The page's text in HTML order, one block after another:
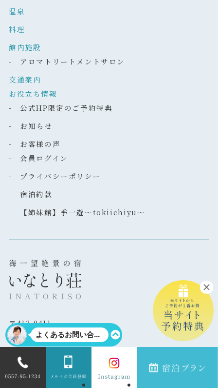
温泉
料理
館内施設
- アロマトリートメントサロン
交通案内
お役立ち情報
- 公式HP限定のご予約特典
- お知らせ
- お客様の声
- 会員ログイン
- プライバシーポリシー
- 宿泊約款
- 【姉妹館】季一遊～tokiichiyu～
〒413-0411
静岡県賀茂郡東伊豆町稲取1531
電話受付時間 10:00～18:00